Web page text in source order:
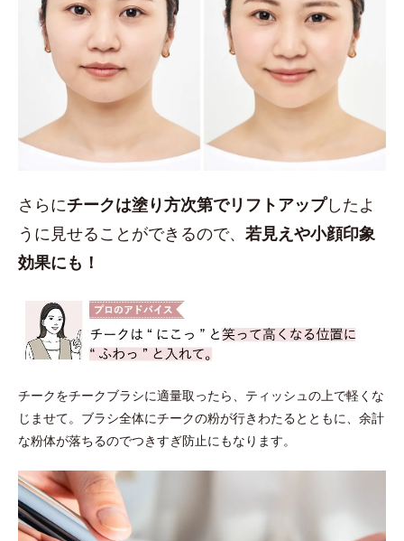
さらにチークは塗り方次第でリフトアップしたよ
うに見せることができるので、 若見えや小顔印象
効果にも！
チークをチークブラシに適量取ったら、ティッシュの上で軽くな
じませて。ブラシ全体にチークの粉が行きわたるとともに、余計
な粉体が落ちるのでつきすぎ防止にもなります。